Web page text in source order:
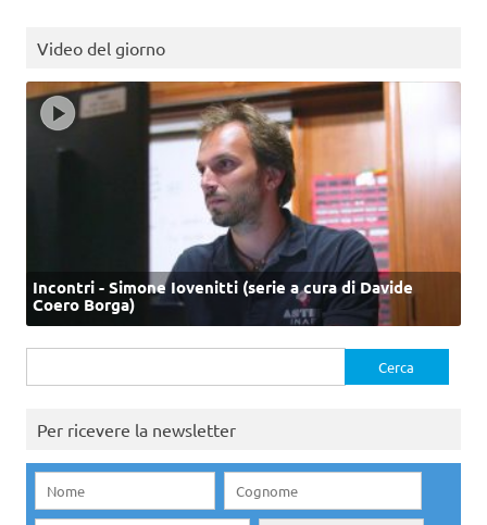
Video del giorno
Incontri - Simone Iovenitti (serie a cura di Davide
Coero Borga)
per:
Per ricevere la newsletter